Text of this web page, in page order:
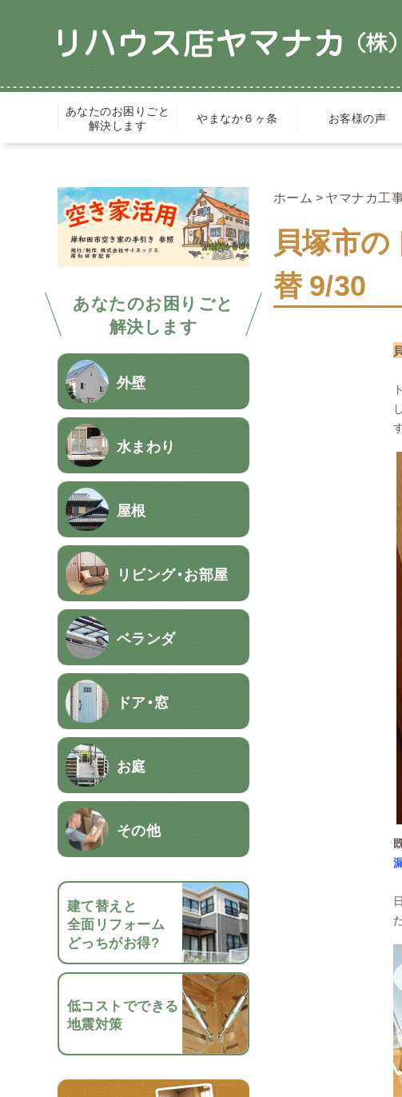
あなたのお困りごと
解決します
やまなか６ヶ条 お客様の声
あなたのお困りごと
解決します
外壁
水まわり
屋根
リビング・お部屋
ベランダ
ドア・窓
お庭
その他
建て替えと
全面リフォーム
どっちがお得?
低コストでできる
地震対策
ホーム ヤマナカ工
貝塚市
替 9/30